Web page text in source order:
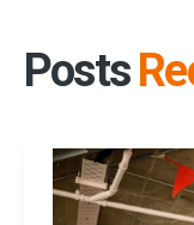
Posts